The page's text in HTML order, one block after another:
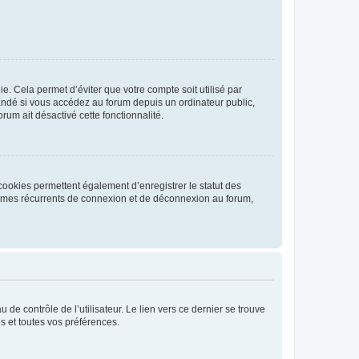
Cela permet d’éviter que votre compte soit utilisé par
si vous accédez au forum depuis un ordinateur public,
ait désactivé cette fonctionnalité.
permettent également d’enregistrer le statut des
récurrents de connexion et de déconnexion au forum,
contrôle de l’utilisateur. Le lien vers ce dernier se trouve
et toutes vos préférences.